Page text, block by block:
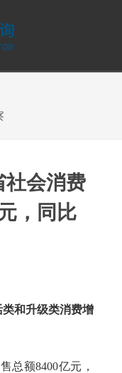
社会消费
，同比
和升级类消费增
总额8400亿元，